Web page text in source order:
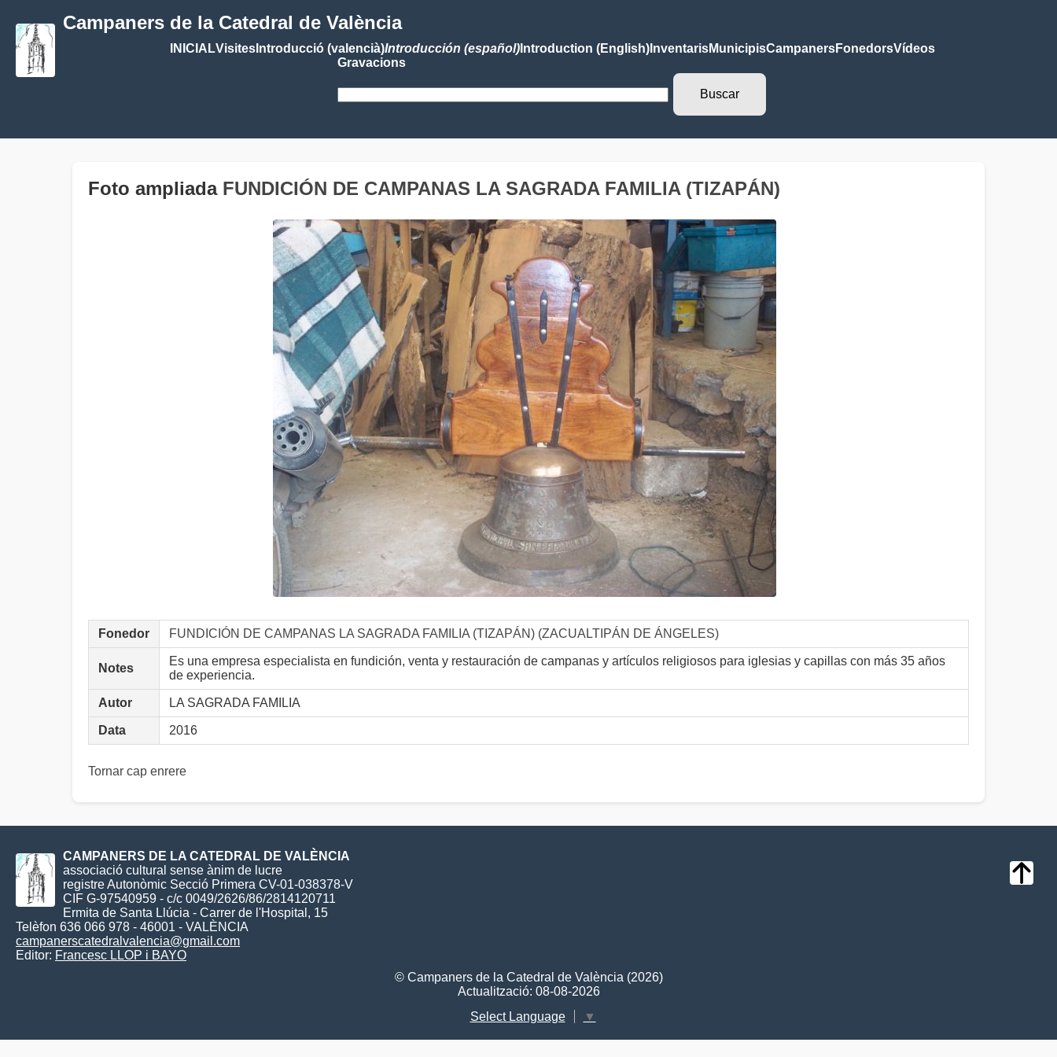
Campaners de la Catedral de València
INICIALVisitesIntroducció (valencià)Introducción (español)Introduction (English)InventarisMunicipisCampanersFonedorsVídeos
Gravacions
Foto ampliada FUNDICIÓN DE CAMPANAS LA SAGRADA FAMILIA (TIZAPÁN)
Fonedor FUNDICIÓN DE CAMPANAS LA SAGRADA FAMILIA (TIZAPÁN) (ZACUALTIPÁN DE ÁNGELES)
Notes
Es una empresa especialista en fundición, venta y restauración de campanas y artículos religiosos para iglesias y capillas con más 35 años
de experiencia.
Autor LA SAGRADA FAMILIA
Data 2016
Tornar cap enrere
CAMPANERS DE LA CATEDRAL DE VALÈNCIA
associació cultural sense ànim de lucre
registre Autonòmic Secció Primera CV-01-038378-V
CIF G-97540959 - c/c 0049/2626/86/2814120711
Ermita de Santa Llúcia - Carrer de l'Hospital, 15
Telèfon 636 066 978 - 46001 - VALÈNCIA
campanerscatedralvalencia@gmail.com
Editor: Francesc LLOP i BAYO
© Campaners de la Catedral de València (2026)
Actualització: 08-08-2026
Select Language
▼